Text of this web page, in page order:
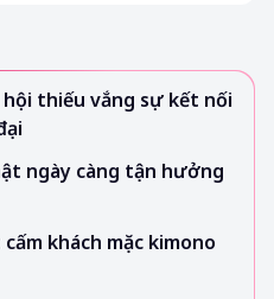
thiếu vắng sự kết nối
ngày càng tận hưởng
khách mặc kimono